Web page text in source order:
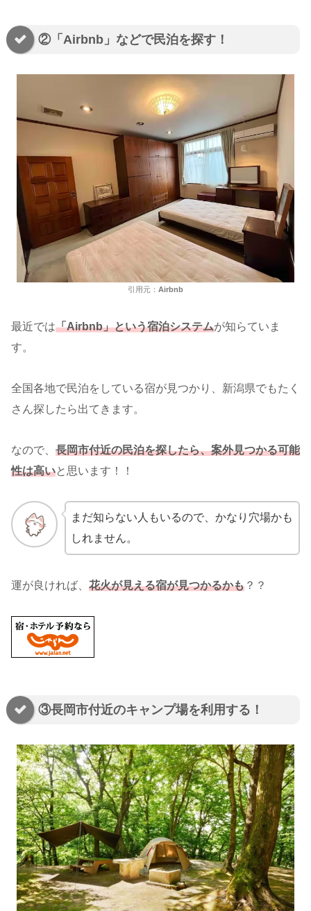
②「Airbnb」などで民泊を探す！
引用元： Airbnb
最近では「Airbnb」という宿泊システムが知らていま
す。
全国各地で民泊をしている宿が見つかり、新潟県でもたく
さん探したら出てきます。
なので、 長岡市付近の民泊を探したら、案外見つかる可能
性は高いと思います！！
まだ知らない人もいるので、かなり穴場かも
しれません。
運が良ければ、 花火が見える宿が見つかるかも ？？
③長岡市付近のキャンプ場を利用する！